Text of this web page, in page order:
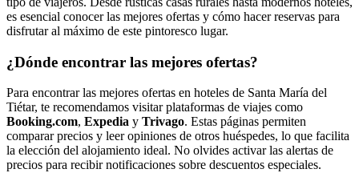
es esencial conocer las mejores ofertas y cómo hacer reservas para
disfrutar al máximo de este pintoresco lugar.
¿Dónde encontrar las mejores ofertas?
Para encontrar las mejores ofertas en hoteles de Santa María del
Tiétar, te recomendamos visitar plataformas de viajes como
Booking.com, Expedia y Trivago. Estas páginas permiten
comparar precios y leer opiniones de otros huéspedes, lo que facilita
la elección del alojamiento ideal. No olvides activar las alertas de
precios para recibir notificaciones sobre descuentos especiales.